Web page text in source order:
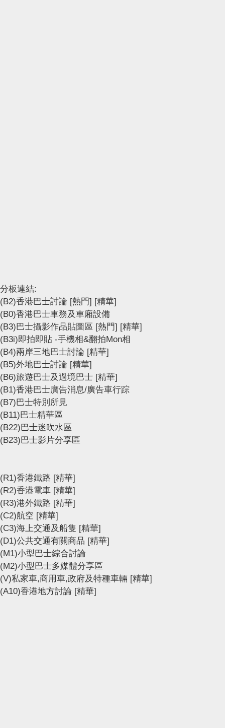
分板連結:
(B2)香港巴士討論 [熱門] [精華]
(B0)香港巴士車務及車廂設備
(B3)巴士攝影作品貼圖區 [熱門] [精華]
(B3i)即拍即貼 -手機相&翻拍Mon相
(B4)兩岸三地巴士討論 [精華]
(B5)外地巴士討論 [精華]
(B6)旅遊巴士及過境巴士 [精華]
(B1)香港巴士廣告消息/廣告車行踪
(B7)巴士特別所見
(B11)巴士精華區
(B22)巴士迷吹水區
(B23)巴士影片分享區
(R1)香港鐵路 [精華]
(R2)香港電車 [精華]
(R3)港外鐵路 [精華]
(C2)航空 [精華]
(C3)海上交通及船隻 [精華]
(D1)公共交通有關商品 [精華]
(M1)小型巴士綜合討論
(M2)小型巴士多媒體分享區
(V)私家車,商用車,政府及特種車輛 [精華]
(A10)香港地方討論 [精華]